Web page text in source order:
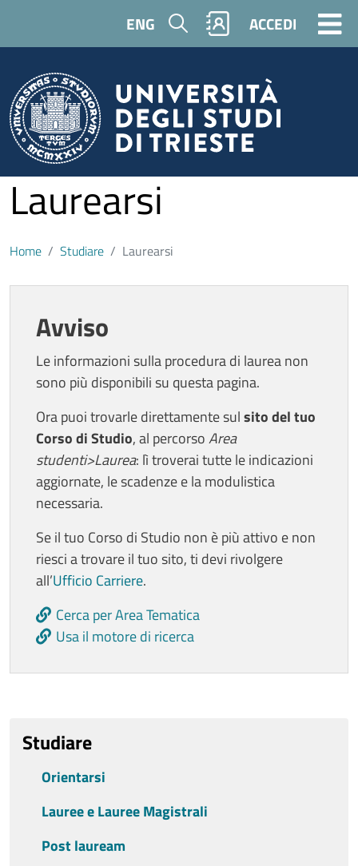
ENG Cerca ACCEDI
Laurearsi
Home Studiare Laurearsi
Avviso
Le informazioni sulla procedura di laurea non
sono più disponibili su questa pagina.
Ora puoi trovarle direttamente sulsito del tuo
Corso di Studio, al percorsoArea
studenti>Laurea: lì troverai tutte le indicazioni
aggiornate, le scadenze e la modulistica
necessaria.
Se il tuo Corso di Studio non è più attivo e non
riesci a trovare il tuo sito, ti devi rivolgere
all’Ufficio Carriere.
Cerca per Area Tematica
Usa il motore di ricerca
Studiare
Orientarsi
Lauree e Lauree Magistrali
Post lauream